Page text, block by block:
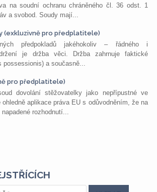
na soudní ochranu chráněného čl. 36 odst. 1
a svobod. Soudy mají...
(exkluzivně pro předplatitele)
předpokladů jakéhokoliv – řádného i
je držba věci. Držba zahrnuje faktické
possessionis) a současně...
pro předplatitele)
dovolání stěžovatelky jako nepřípustné ve
aplikace práva EU s odůvodněním, že na
rozhodnutí...